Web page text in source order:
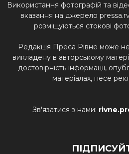
Використання фотографій та
вказання на джерело
розміщуються стокові
Редакція Преса Рівне може
викладену в авторському
достовірність інформації,
матеріалах, несе
Зв'язатися з нами: